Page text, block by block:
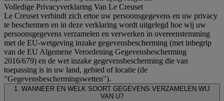
Volledige Privacyverklaring Van Le Creuset
Le Creuset verbindt zich ertoe uw persoonsgegevens en uw privacy
te beschermen en in deze verklaring wordt uitgelegd hoe wij uw
persoonsgegevens verzamelen en verwerken in overeenstemming
met de EU-wetgeving inzake gegevensbescherming (met inbegrip
van de EU Algemene Verordening Gegevensbescherming
2016/679) en de wet inzake gegevensbescherming die van
toepassing is in uw land, gebied of locatie (de
"Gegevensbeschermingswetten").
1. WANNEER EN WELK SOORT GEGEVENS VERZAMELEN WIJ
VAN U?